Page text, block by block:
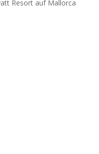
Resort auf Mallorca